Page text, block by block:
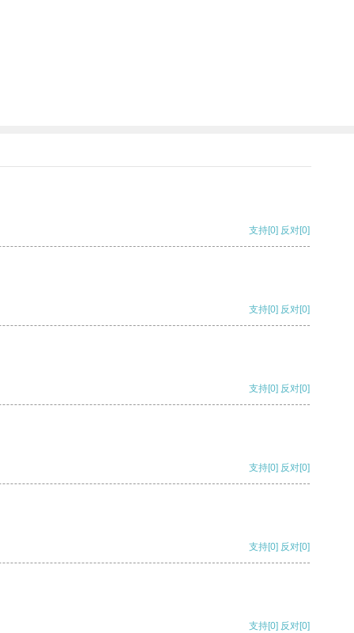
支持[0] 反对[0]
支持[0] 反对[0]
支持[0] 反对[0]
支持[0] 反对[0]
支持[0] 反对[0]
支持[0] 反对[0]